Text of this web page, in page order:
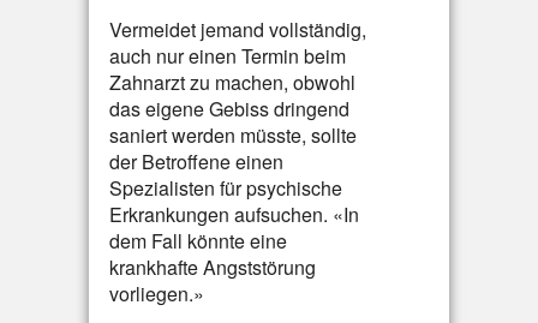
Vermeidet jemand vollständig,
auch nur einen Termin beim
Zahnarzt zu machen, obwohl
das eigene Gebiss dringend
saniert werden müsste, sollte
der Betroffene einen
Spezialisten für psychische
Erkrankungen aufsuchen. «In
dem Fall könnte eine
krankhafte Angststörung
vorliegen.»